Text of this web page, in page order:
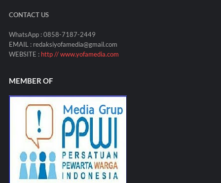
CONTACT US
WhatsApp : 0858-7187-2449
EMAIL : redaksiyofamedia@gmail.com
WEBSITE : http // www.yofamedia.com
MEMBER OF